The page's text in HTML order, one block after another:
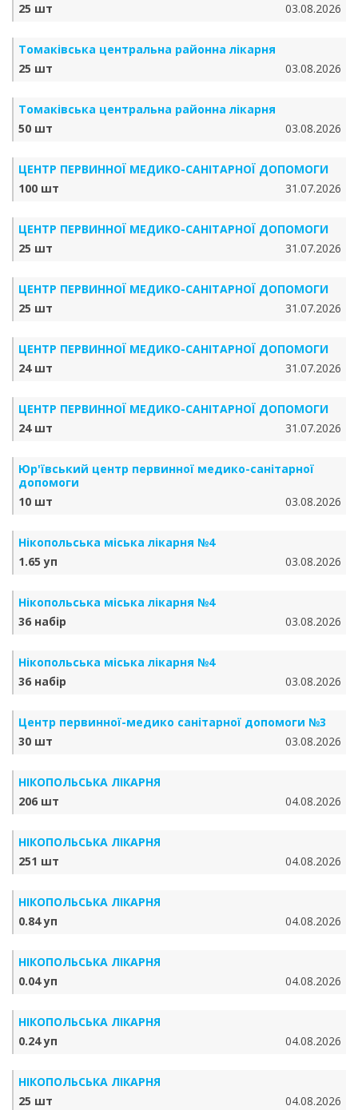
25 шт
03.08.2026
Томаківська центральна районна лікарня
25 шт
03.08.2026
Томаківська центральна районна лікарня
50 шт
03.08.2026
ЦЕНТР ПЕРВИННОЇ МЕДИКО-САНІТАРНОЇ ДОПОМОГИ
100 шт
31.07.2026
ЦЕНТР ПЕРВИННОЇ МЕДИКО-САНІТАРНОЇ ДОПОМОГИ
25 шт
31.07.2026
ЦЕНТР ПЕРВИННОЇ МЕДИКО-САНІТАРНОЇ ДОПОМОГИ
25 шт
31.07.2026
ЦЕНТР ПЕРВИННОЇ МЕДИКО-САНІТАРНОЇ ДОПОМОГИ
24 шт
31.07.2026
ЦЕНТР ПЕРВИННОЇ МЕДИКО-САНІТАРНОЇ ДОПОМОГИ
24 шт
31.07.2026
Юр'ївський центр первинної медико-санітарної
допомоги
10 шт
03.08.2026
Нікопольська міська лікарня №4
1.65 уп
03.08.2026
Нікопольська міська лікарня №4
36 набір
03.08.2026
Нікопольська міська лікарня №4
36 набір
03.08.2026
Центр первинної-медико санітарної допомоги №3
30 шт
03.08.2026
НІКОПОЛЬСЬКА ЛІКАРНЯ
206 шт
04.08.2026
НІКОПОЛЬСЬКА ЛІКАРНЯ
251 шт
04.08.2026
НІКОПОЛЬСЬКА ЛІКАРНЯ
0.84 уп
04.08.2026
НІКОПОЛЬСЬКА ЛІКАРНЯ
0.04 уп
04.08.2026
НІКОПОЛЬСЬКА ЛІКАРНЯ
0.24 уп
04.08.2026
НІКОПОЛЬСЬКА ЛІКАРНЯ
25 шт
04.08.2026